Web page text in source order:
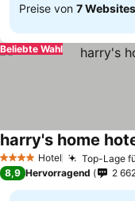
Preise von 7 Websites
Beliebte Wahl
4 Sterne Hotel Top-Lage
harry's home
8,9 Hervorragend 2